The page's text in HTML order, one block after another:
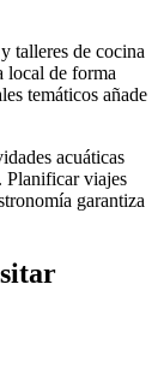
talleres de cocina
local de forma
temáticos añade
acuáticas
Planificar viajes
garantiza